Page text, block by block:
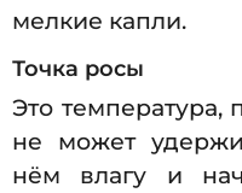
мелкие капли.
Точка росы
Это температура,
не может
нём влагу и